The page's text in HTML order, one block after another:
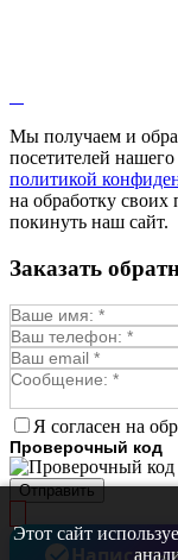
Мята
Репешок
Синюха
Смесь
Стевия
Тимьян
Фенхель
Череда
Мы получаем и
посетителей нашего
политикой
на обработку
покинуть наш сайт.
Этот сайт
Заказать
Я согласен на
Проверочный код
Отправить